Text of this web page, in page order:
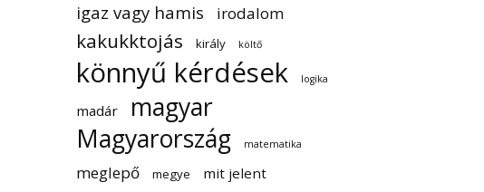
igaz vagy hamis irodalom
kakukktojás király költő
könnyű kérdések logika
madár
magyar
Magyarország
matematika
meglepő megye
mit jelent